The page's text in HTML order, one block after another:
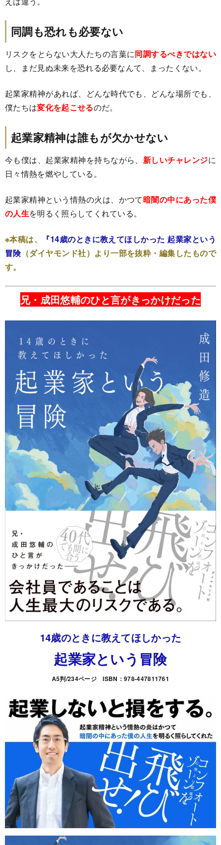
同調も恐れも必要ない
リスクをとらない大人たちの言葉に同調するべきではない
し、まだ見ぬ未来を恐れる必要なんて、まったくない。
起業家精神があれば、どんな時代でも、どんな場所でも、
僕たちは変化を起こせるのだ。
起業家精神は誰もが欠かせない
今も僕は、起業家精神を持ちながら、 新しいチャレンジに
日々情熱を燃やしている。
起業家精神という情熱の火は、かつて暗闇の中にあった僕
の人生を明るく照らしてくれている。
※本稿は、
『14歳のときに教えてほしかった 起業家という
冒険（ダイヤモンド社）より一部を抜粋・編集したもので
す。
兄・成田悠輔のひと言がきっかけだった
14歳のときに教えてほしかった
起業家という冒険
A5判/234ページ ISBN：978-447811761